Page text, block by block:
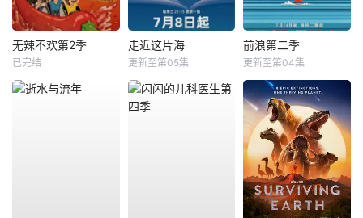
无辣不欢第2季
已完结
走近这片海
更新至第05集
前浪第二季
更新至第04集